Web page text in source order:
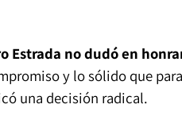
Estrada no dudó en
y lo sólido que
una decisión radical.